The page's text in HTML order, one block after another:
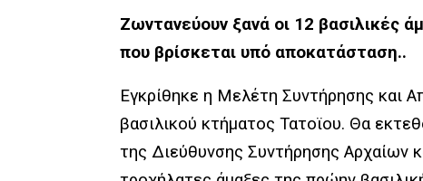
Ζωντανεύουν ξανά οι 12 βασιλικές
που βρίσκεται υπό αποκατάσταση..
Εγκρίθηκε η Μελέτη Συντήρησης και
βασιλικού κτήματος Τατοϊου. Θα
της Διεύθυνσης Συντήρησης